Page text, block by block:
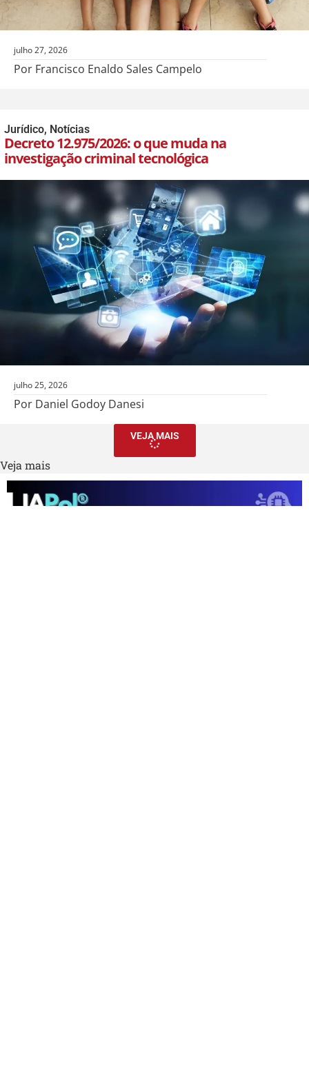
julho 27, 2026
Por Francisco Enaldo Sales Campelo
Jurídico, Notícias
Decreto 12.975/2026: o que muda na
investigação criminal tecnológica
julho 25, 2026
Por Daniel Godoy Danesi
VEJA MAIS
Veja mais